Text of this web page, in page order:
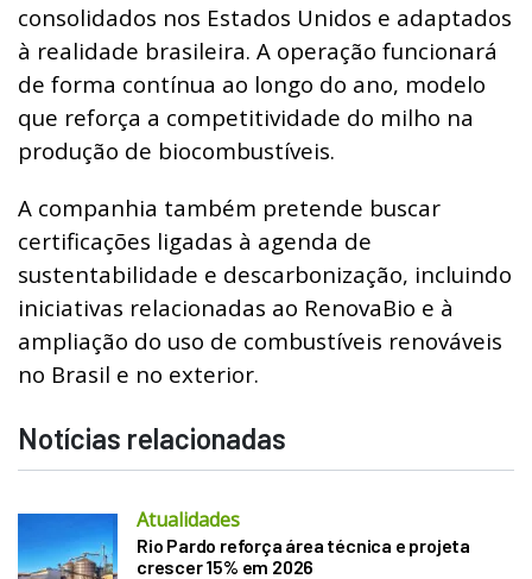
consolidados nos Estados Unidos e adaptados
à realidade brasileira. A operação funcionará
de forma contínua ao longo do ano, modelo
que reforça a competitividade do milho na
produção de biocombustíveis.
A companhia também pretende buscar
certificações ligadas à agenda de
sustentabilidade e descarbonização, incluindo
iniciativas relacionadas ao RenovaBio e à
ampliação do uso de combustíveis renováveis
no Brasil e no exterior.
Notícias relacionadas
Atualidades
Rio Pardo reforça área técnica e projeta
crescer 15% em 2026